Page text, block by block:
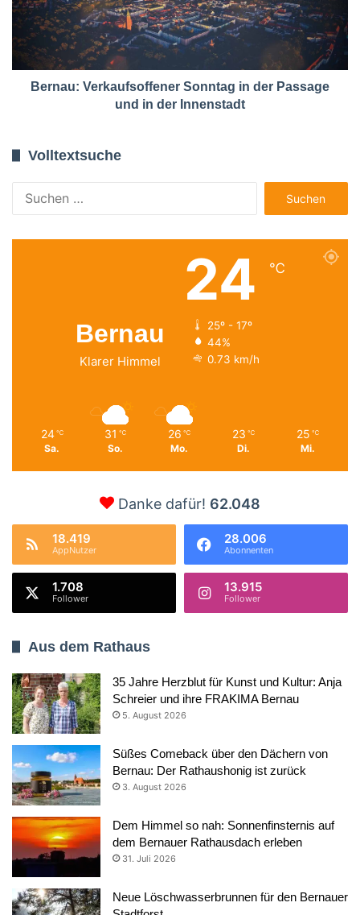
Bernau: Verkaufsoffener Sonntag in der Passage
und in der Innenstadt
Volltextsuche
nach:
Bernau
Klarer Himmel
24 ℃
25º - 17º
44%
0.73 km/h
24 ℃
Sa.
31 ℃
So.
26 ℃
Mo.
23 ℃
Di.
25 ℃
Mi.
Danke dafür! 62.048
18.419
AppNutzer
28.006
Abonnenten
1.708
Follower
13.915
Follower
Aus dem Rathaus
35 Jahre Herzblut für Kunst und Kultur: Anja
Schreier und ihre FRAKIMA Bernau
5. August 2026
Süßes Comeback über den Dächern von
Bernau: Der Rathaushonig ist zurück
3. August 2026
Dem Himmel so nah: Sonnenfinsternis auf
dem Bernauer Rathausdach erleben
31. Juli 2026
Neue Löschwasserbrunnen für den Bernauer